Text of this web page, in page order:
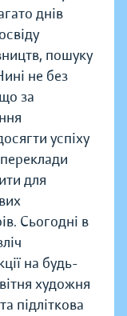
днів
пошуку
не без
за
успіху
для
Сьогодні в
на будь-
художня
підліткова